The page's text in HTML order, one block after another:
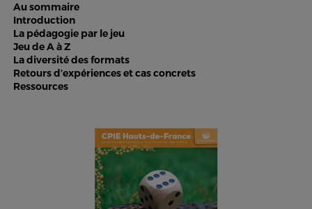
Au sommaire
Introduction
La pédagogie par le jeu
Jeu de A à Z
La diversité des formats
Retours d’expériences et cas concrets
Ressources